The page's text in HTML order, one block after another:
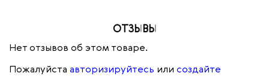
ОТЗЫВЫ
Нет отзывов об этом товаре.
Пожалуйста авторизируйтесь или создайте